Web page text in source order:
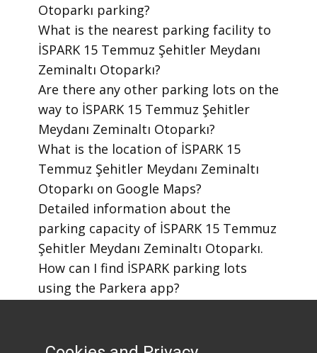
Otoparkı parking?
​What is the nearest parking facility to
İSPARK 15 Temmuz Şehitler Meydanı
Zeminaltı Otoparkı?
​Are there any other parking lots on the
way to İSPARK 15 Temmuz Şehitler
Meydanı Zeminaltı Otoparkı?
​What is the location of İSPARK 15
Temmuz Şehitler Meydanı Zeminaltı
Otoparkı on Google Maps?
​Detailed information about the
parking capacity of İSPARK 15 Temmuz
Şehitler Meydanı Zeminaltı Otoparkı.
​How can I find İSPARK parking lots
using the Parkera app?